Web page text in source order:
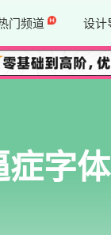
门频道 设计
字